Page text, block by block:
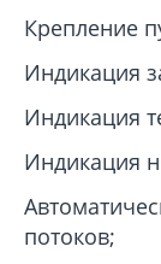
Крепление
Индикация
Индикация
Индикация
потоков;